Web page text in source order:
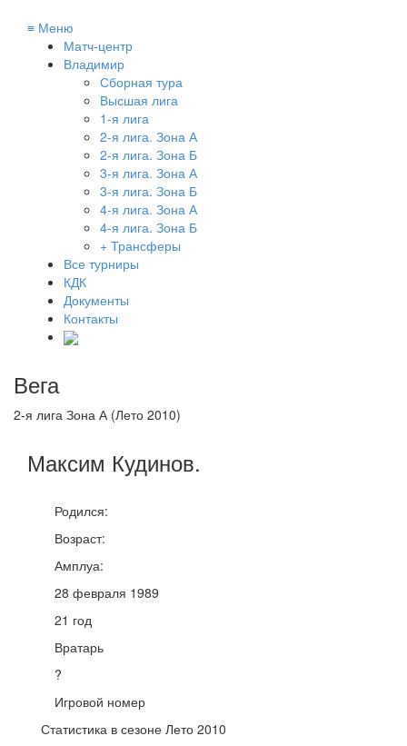
≡ Меню
Матч-центр
Владимир
Сборная тура
Высшая лига
1-я лига
2-я лига. Зона А
2-я лига. Зона Б
3-я лига. Зона А
3-я лига. Зона Б
4-я лига. Зона А
4-я лига. Зона Б
+ Трансферы
Все турниры
КДК
Документы
Контакты
Вега
2-я лига Зона А (Лето 2010)
Максим Кудинов.
Родился:
Возраст:
Амплуа:
28 февраля 1989
21 год
Вратарь
?
Игровой номер
Статистика в сезоне Лето 2010